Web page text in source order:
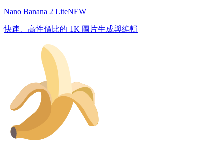
Nano Banana 2 LiteNEW
快速、高性價比的 1K 圖片生成與編輯